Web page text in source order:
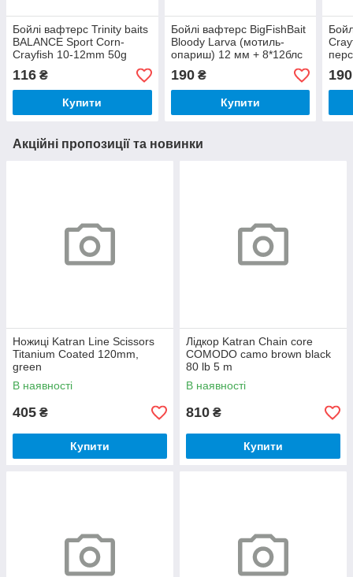
Бойлі вафтерс Trinity baits
BALANCE Sport Corn-
Crayfish 10-12mm 50g
116 ₴
Купити
Бойлі вафтерс BigFishBait
Bloody Larva (мотиль-
опариш) 12 мм + 8*12блс
190₴
Купити
190
Акційні пропозиції та новинки
Ножицi Katran Line Scissors
Titanium Coated 120mm,
green
В наявності
405 ₴
Купити
Лідкор Katran Chain core
COMODO camo brown black
80 lb 5 m
В наявності
810 ₴
Купити